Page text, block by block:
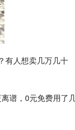
有人想卖几万几十
谱，0元免费用了